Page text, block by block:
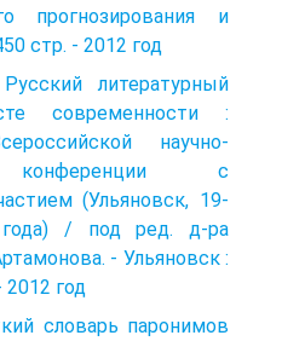
прогнозирования и
стр. - 2012 год
литературный
современности :
научно-
конференции с
(Ульяновск, 19-
/ под ред. д-ра
- Ульяновск :
2012 год
словарь паронимов